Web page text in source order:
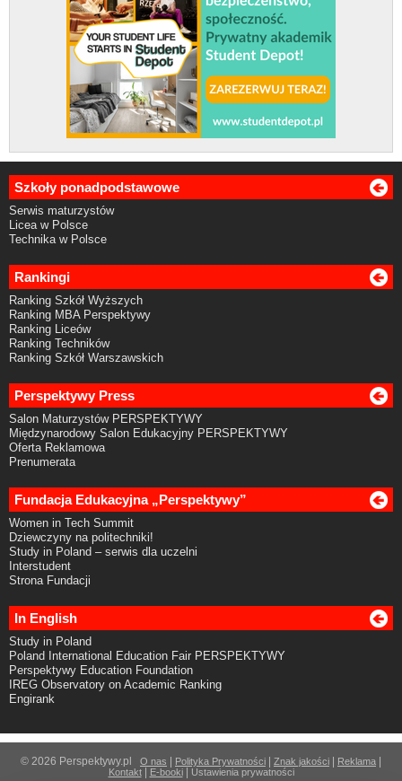
Szkoły ponadpodstawowe
Serwis maturzystów
Licea w Polsce
Technika w Polsce
Rankingi
Ranking Szkół Wyższych
Ranking MBA Perspektywy
Ranking Liceów
Ranking Techników
Ranking Szkół Warszawskich
Perspektywy Press
Salon Maturzystów PERSPEKTYWY
Międzynarodowy Salon Edukacyjny PERSPEKTYWY
Oferta Reklamowa
Prenumerata
Fundacja Edukacyjna „Perspektywy”
Women in Tech Summit
Dziewczyny na politechniki!
Study in Poland – serwis dla uczelni
Interstudent
Strona Fundacji
In English
Study in Poland
Poland International Education Fair PERSPEKTYWY
Perspektywy Education Foundation
IREG Observatory on Academic Ranking
Engirank
© 2026 Perspektywy.pl O nas Polityka Prywatności Znak jakości Reklama
Kontakt| E-booki| Ustawienia prywatności